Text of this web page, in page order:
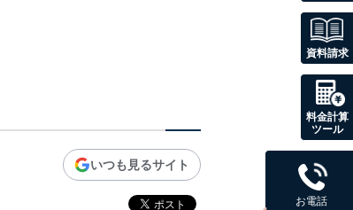
いつも見るサイト
資料請求
料金計算
ツール
お電話